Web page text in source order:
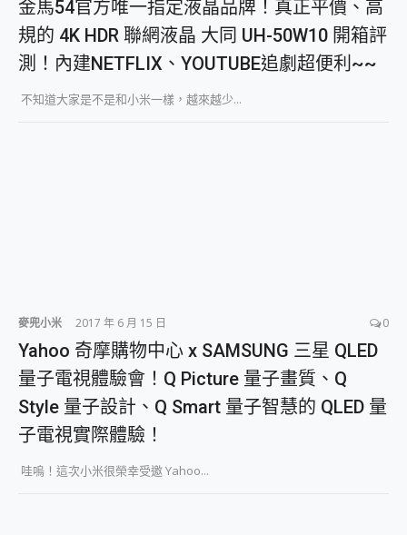
金馬54官方唯一指定液晶品牌！真正平價、高
規的 4K HDR 聯網液晶 大同 UH-50W10 開箱評
測！內建NETFLIX、YOUTUBE追劇超便利~~
不知道大家是不是和小米一樣，越來越少...
麥兜小米 2017 年 6 月 15 日 0
Yahoo 奇摩購物中心 x SAMSUNG 三星 QLED
量子電視體驗會！Q Picture 量子畫質、Q
Style 量子設計、Q Smart 量子智慧的 QLED 量
子電視實際體驗！
哇嗚！這次小米很榮幸受邀 Yahoo...